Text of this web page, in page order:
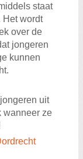
staat
Het wordt
over de
jongeren
kunnen
uit
wanneer ze